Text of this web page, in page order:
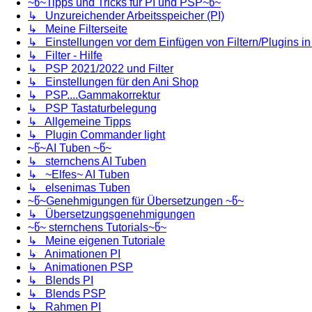
~წ~Tipps und Tricks für PI und PSP~წ~
↳ Unzureichender Arbeitsspeicher (PI)
↳ Meine Filterseite
↳ Einstellungen vor dem Einfügen von Filtern/Plugins in
↳ Filter - Hilfe
↳ PSP 2021/2022 und Filter
↳ Einstellungen für den Ani Shop
↳ PSP....Gammakorrektur
↳ PSP Tastaturbelegung
↳ Allgemeine Tipps
↳ Plugin Commander light
~წ~AI Tuben ~წ~
↳ sternchens AI Tuben
↳ ~Elfes~ AI Tuben
↳ elsenimas Tuben
~წ~Genehmigungen für Übersetzungen ~წ~
↳ Übersetzungsgenehmigungen
~წ~ sternchens Tutorials~წ~
↳ Meine eigenen Tutoriale
↳ Animationen PI
↳ Animationen PSP
↳ Blends PI
↳ Blends PSP
↳ Rahmen PI